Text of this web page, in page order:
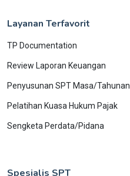
Layanan Terfavorit
TP Documentation
Review Laporan Keuangan
Penyusunan SPT Masa/Tahunan
Pelatihan Kuasa Hukum Pajak
Sengketa Perdata/Pidana
Spesialis SPT